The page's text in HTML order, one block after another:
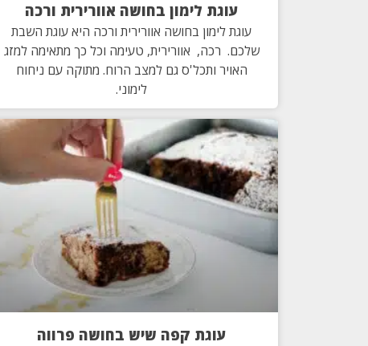
עוגת לימון בחושה אוורירית ורכה
עוגת לימון בחושה אוורירית ורכה היא עוגת השבת
שלכם. רכה, אוורירית, טעימה וכל כך מתאימה למזג
האויר ותכל'ס גם למצב הרוח. מתוקה עם ניחוח
לימוני.
עוגת קפה שיש בחושה פרווה